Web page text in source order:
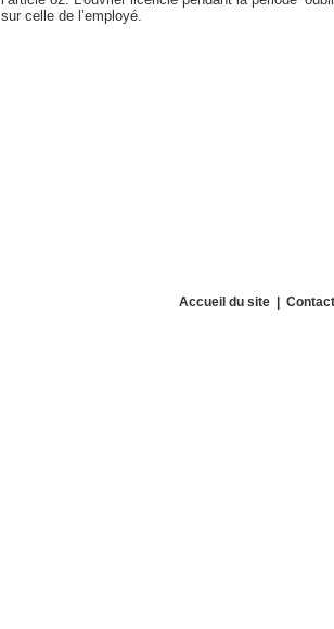
sur celle de l’employé.
Accueil du site| Contact